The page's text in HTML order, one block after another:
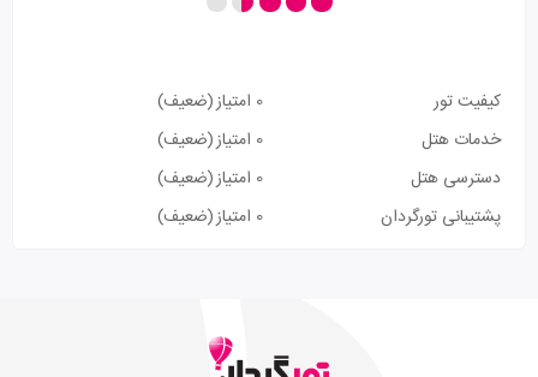
کیفیت تور 0 امتیاز
(ضعیف)
خدمات هتل
0 امتیاز
(ضعیف)
دسترسی هتل
0 امتیاز
(ضعیف)
پشتیبانی تورگردان
0 امتیاز (ضعیف)